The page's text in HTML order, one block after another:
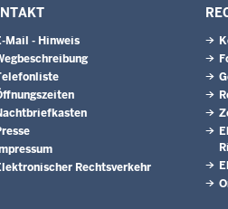
Mail - Hinweis
Rechtsverkehr